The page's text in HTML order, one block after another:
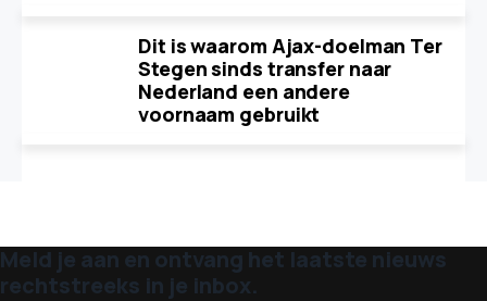
Dit is waarom Ajax-doelman Ter
Stegen sinds transfer naar
Nederland een andere
voornaam gebruikt
Meld je aan en ontvang het laatste nieuws
rechtstreeks in je inbox.